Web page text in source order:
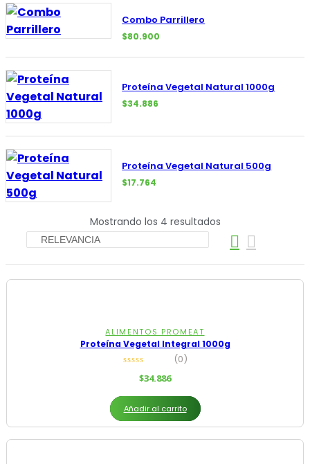
Combo Parrillero
$80.900
Proteína Vegetal Natural 1000g
$34.886
Proteína Vegetal Natural 500g
$17.764
Mostrando los 4 resultados
ALIMENTOS PROMEAT
Proteína Vegetal Integral 1000g
(0)
$34.886
Añadir al carrito